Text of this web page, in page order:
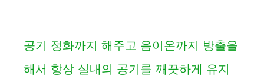
공기 정화까지 해주고 음이온까지 방출을
해서 항상 실내의 공기를 깨끗하게 유지